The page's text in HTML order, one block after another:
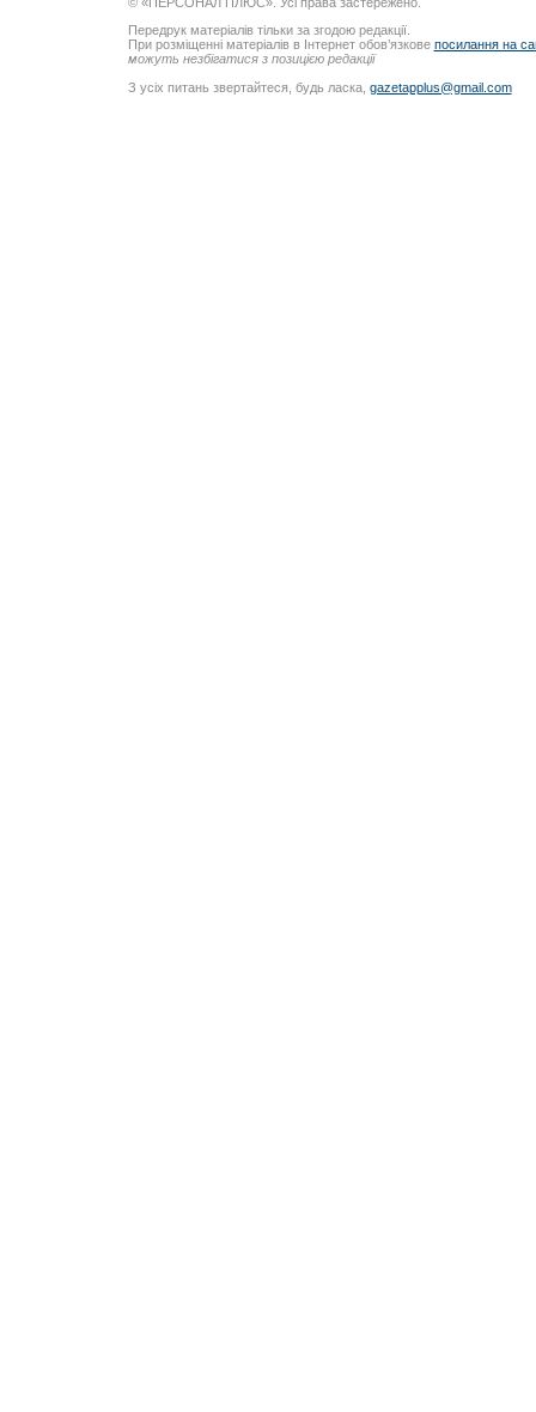
Передрук матеріалів тільки за згодою редакції.
При розміщенні матеріалів в Інтернет обов’язкове посилання на
можуть незбігатися з позицією редакції
З усіх питань звертайтеся, будь ласка, gazetapplus@gmail.com